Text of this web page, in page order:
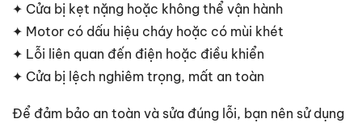
✦ Cửa bị kẹt nặng hoặc không thể vận hành
✦ Motor có dấu hiệu cháy hoặc có mùi khét
✦ Lỗi liên quan đến điện hoặc điều khiển
✦ Cửa bị lệch nghiêm trọng, mất an toàn
Để đảm bảo an toàn và sửa đúng lỗi, bạn nên sử dụng